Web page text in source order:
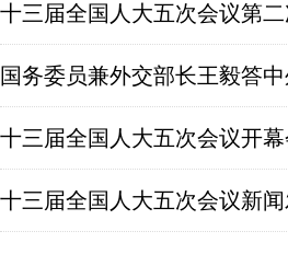
十三届全国人大五次会议第
国务委员兼外交部长王毅答
十三届全国人大五次会议开幕
十三届全国人大五次会议新